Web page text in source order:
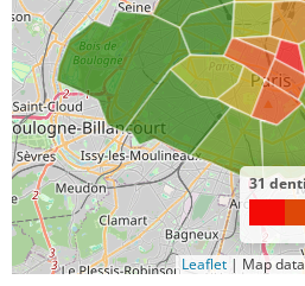
31
Leaflet | Map